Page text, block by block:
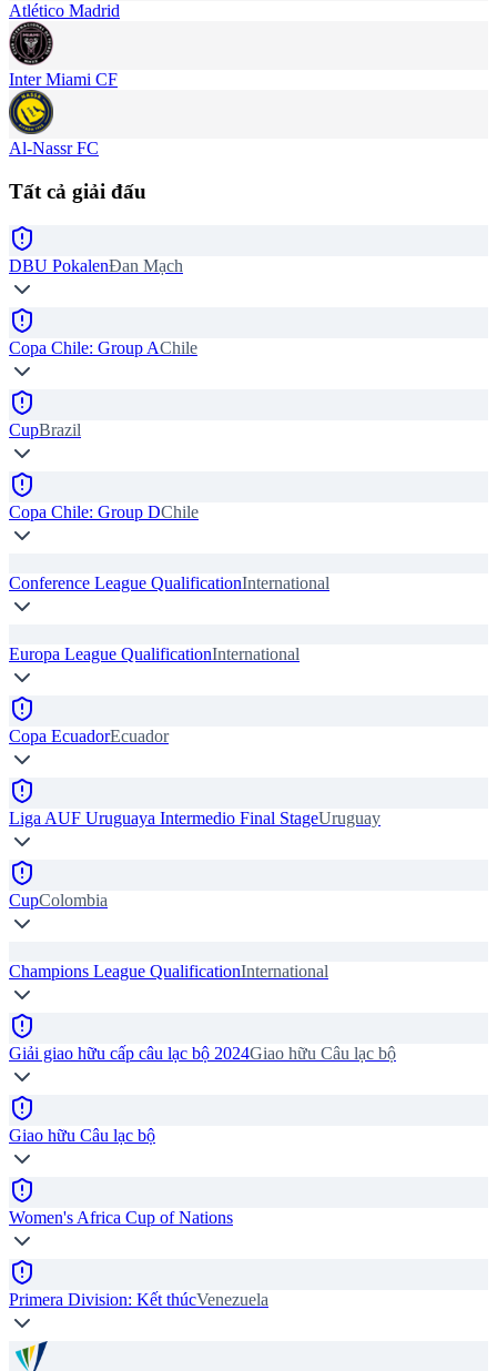
Atlético Madrid
Inter Miami CF
Al-Nassr FC
Tất cả giải đấu
DBU PokalenĐan Mạch
Copa Chile: Group AChile
CupBrazil
Copa Chile: Group DChile
Conference League QualificationInternational
Europa League QualificationInternational
Copa EcuadorEcuador
Liga AUF Uruguaya Intermedio Final StageUruguay
CupColombia
Champions League QualificationInternational
Giải giao hữu cấp câu lạc bộ 2024Giao hữu Câu lạc bộ
Giao hữu Câu lạc bộ
Women's Africa Cup of Nations
Primera Division: Kết thúcVenezuela